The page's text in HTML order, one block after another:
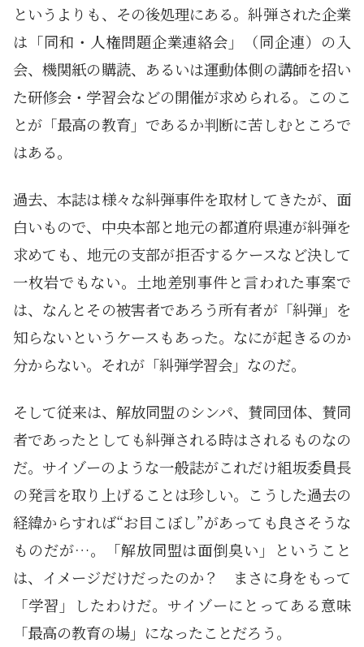
というよりも、その後処理にある。糾弾された企業
は「同和・人権問題企業連絡会」（同企連）の入
会、機関紙の購読、あるいは運動体側の講師を招い
た研修会・学習会などの開催が求められる。このこ
とが「最高の教育」であるか判断に苦しむところで
はある。
過去、本誌は様々な糾弾事件を取材してきたが、面
白いもので、中央本部と地元の都道府県連が糾弾を
求めても、地元の支部が拒否するケースなど決して
一枚岩でもない。土地差別事件と言われた事案で
は、なんとその被害者であろう所有者が「糾弾」を
知らないというケースもあった。なにが起きるのか
分からない。それが「糾弾学習会」なのだ。
そして従来は、解放同盟のシンパ、賛同団体、賛同
者であったとしても糾弾される時はされるものなの
だ。サイゾーのような一般誌がこれだけ組坂委員長
の発言を取り上げることは珍しい。こうした過去の
経緯からすれば“お目こぼし”があっても良さそうな
ものだが…。「解放同盟は面倒臭い」ということ
は、イメージだけだったのか？ まさに身をもって
「学習」したわけだ。サイゾーにとってある意味
「最高の教育の場」になったことだろう。